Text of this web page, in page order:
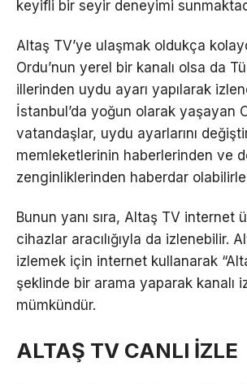
keyifli bir seyir deneyimi
Altaş TV’ye ulaşmak oldukça
Ordu’nun yerel bir kanalı olsa da
illerinden uydu ayarı yapılarak
İstanbul’da yoğun olarak yaşayan
vatandaşlar, uydu ayarlarını
memleketlerinin haberlerinden ve
zenginliklerinden haberdar
Bunun yanı sıra, Altaş TV internet
cihazlar aracılığıyla da izlenebilir.
izlemek için internet kullanarak
şeklinde bir arama yaparak kanalı
mümkündür.
ALTAŞ TV CANLI İZLE